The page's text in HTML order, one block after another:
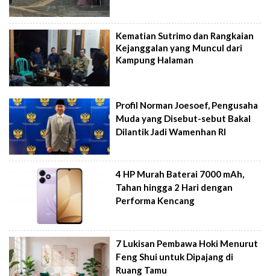
Kematian Sutrimo dan Rangkaian
Kejanggalan yang Muncul dari
Kampung Halaman
Profil Norman Joesoef, Pengusaha
Muda yang Disebut-sebut Bakal
Dilantik Jadi Wamenhan RI
4 HP Murah Baterai 7000 mAh,
Tahan hingga 2 Hari dengan
Performa Kencang
7 Lukisan Pembawa Hoki Menurut
Feng Shui untuk Dipajang di
Ruang Tamu